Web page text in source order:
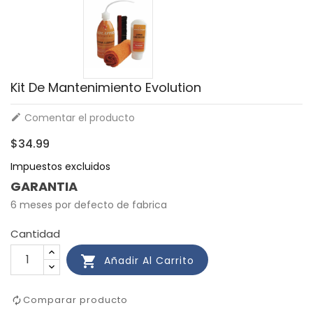
Kit De Mantenimiento Evolution
 Comentar el producto
$34.99
Impuestos excluidos
GARANTIA
6 meses por defecto de fabrica
Cantidad
 Añadir Al Carrito
Comparar producto